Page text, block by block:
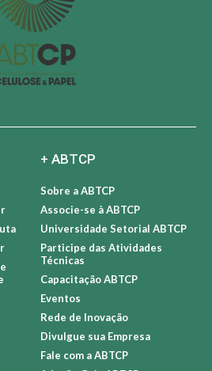
+ ABTCP
Sobre a ABTCP
Associe-se à ABTCP
Universidade Setorial ABTCP
Participe das Atividades
Técnicas
Capacitação ABTCP
Eventos
Rede de Inovação
Divulgue sua Empresa
Fale com a ABTCP